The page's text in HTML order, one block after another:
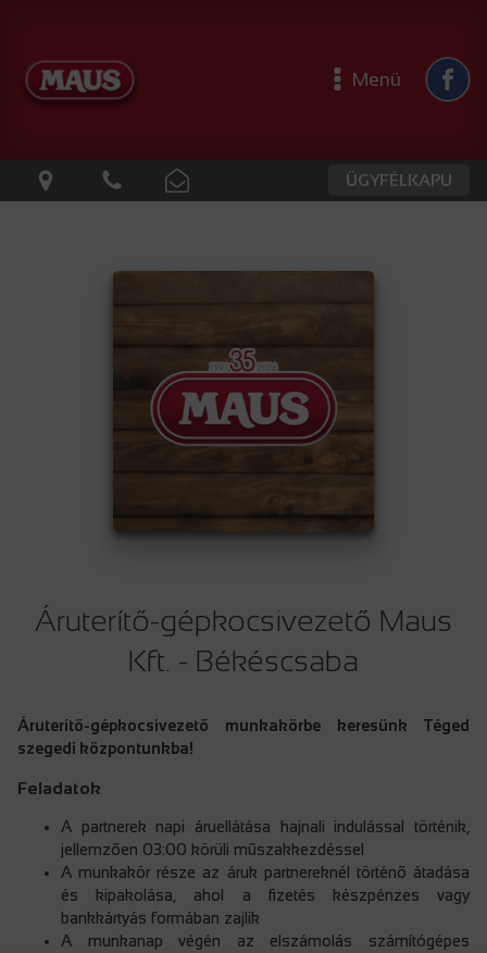
Menü
ÜGYFÉLKAPU
Áruterítő-gépkocsivezető Maus
Kft. - Békéscsaba
Áruterítő-gépkocsivezető munkakörbe keresünk Téged
szegedi központunkba!
Feladatok
A partnerek napi áruellátása hajnali indulással történik,
jellemzően 03:00 körüli műszakkezdéssel
A munkakör része az áruk partnereknél történő átadása
és kipakolása, ahol a fizetés készpénzes vagy
bankkártyás formában zajlik
A munkanap végén az elszámolás számítógépes